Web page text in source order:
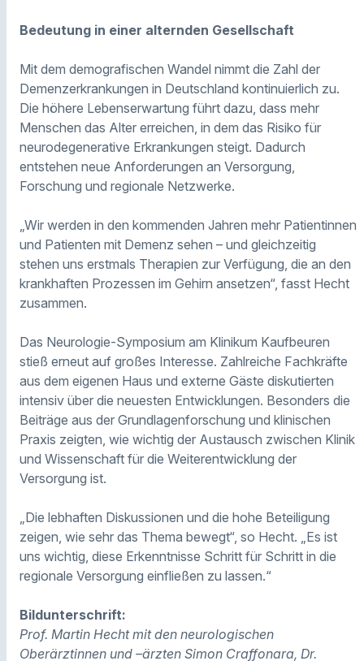
Bedeutung in einer alternden Gesellschaft
Mit dem demografischen Wandel nimmt die Zahl der
Demenzerkrankungen in Deutschland kontinuierlich zu.
Die höhere Lebenserwartung führt dazu, dass mehr
Menschen das Alter erreichen, in dem das Risiko für
neurodegenerative Erkrankungen steigt. Dadurch
entstehen neue Anforderungen an Versorgung,
Forschung und regionale Netzwerke.
„Wir werden in den kommenden Jahren mehr Patientinnen
und Patienten mit Demenz sehen – und gleichzeitig
stehen uns erstmals Therapien zur Verfügung, die an den
krankhaften Prozessen im Gehirn ansetzen“, fasst Hecht
zusammen.
Das Neurologie-Symposium am Klinikum Kaufbeuren
stieß erneut auf großes Interesse. Zahlreiche Fachkräfte
aus dem eigenen Haus und externe Gäste diskutierten
intensiv über die neuesten Entwicklungen. Besonders die
Beiträge aus der Grundlagenforschung und klinischen
Praxis zeigten, wie wichtig der Austausch zwischen Klinik
und Wissenschaft für die Weiterentwicklung der
Versorgung ist.
„Die lebhaften Diskussionen und die hohe Beteiligung
zeigen, wie sehr das Thema bewegt“, so Hecht. „Es ist
uns wichtig, diese Erkenntnisse Schritt für Schritt in die
regionale Versorgung einfließen zu lassen.“
Bildunterschrift:
Prof. Martin Hecht mit den neurologischen
Oberärztinnen und –ärzten Simon Craffonara, Dr.